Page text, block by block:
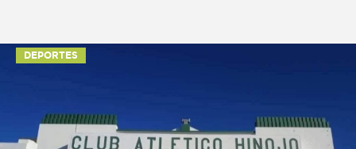
DEPORTES